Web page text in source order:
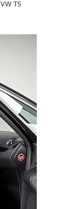
VW T5